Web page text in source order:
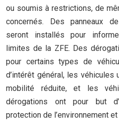
ou soumis à restrictions, de
concernés. Des panneaux
seront installés pour
limites de la ZFE. Des
pour certains types de
d’intérêt général, les
mobilité réduite, et les
dérogations ont pour but
protection de l’environnement